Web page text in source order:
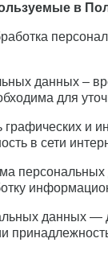
в
данных –
для
графических
в сети
данных —